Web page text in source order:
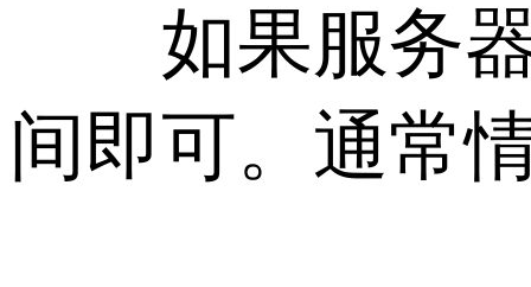
如果服务器
间即可。通常